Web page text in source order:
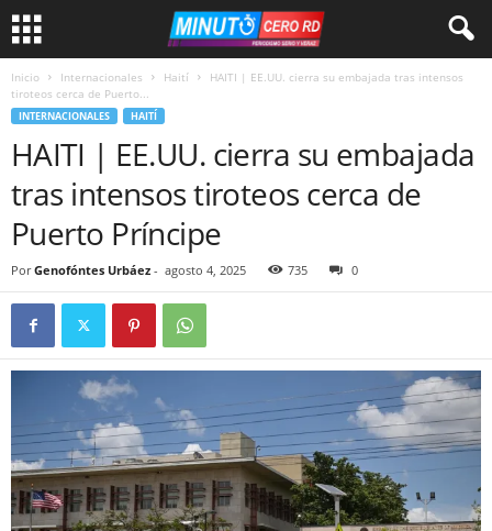
Inicio Internacionales Haití
HAITI | EE.UU. cierra su embajada tras intensos
tiroteos cerca de Puerto...
INTERNACIONALES HAITÍ
HAITI | EE.UU. cierra su embajada
tras intensos tiroteos cerca de
Puerto Príncipe
Por Genofóntes Urbáez - agosto 4, 2025 735 0